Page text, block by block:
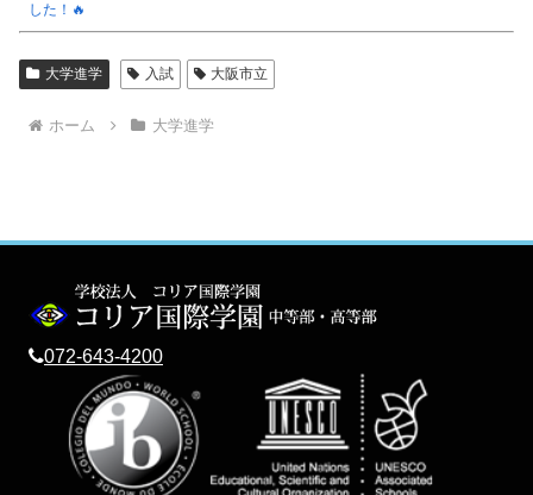
した！🔥
大学進学 入試 大阪市立
ホーム 大学進学
072-643-4200